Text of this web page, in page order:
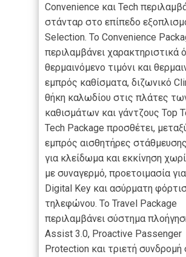
Convenience και Tech
στάνταρ στο επίπεδο
Selection. Το Convenience
περιλαμβάνει χαρακτηριστικά
θερμαινόμενο τιμόνι και
εμπρός καθίσματα, διζωνικό
θήκη καλωδίου στις πλάτες
καθισμάτων και γάντζους Top
Tech Package προσθέτει,
εμπρός αισθητήρες
για κλείδωμα και εκκίνηση
με συναγερμό, προετοιμασία
Digital Key και ασύρματη
τηλεφώνου. Το Travel Package
περιλαμβάνει σύστημα
Assist 3.0, Proactive Passenger
Protection και τριετή συνδρομή